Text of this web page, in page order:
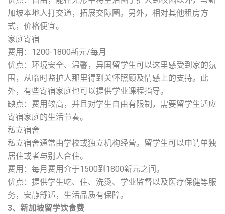
加坡本地人打交道，拓展交际圈。另外，相对其他租房方
式，价格便宜。
家庭寄宿
费用：1200-1800新元/每月
优点：环境安全、温馨，异国留学生可以这里感受到家的氛
围，从临时监护人那里得到关怀照顾及情感上的支持。此
外，有些寄宿家庭也可以提供学业课程指导。
缺点：费用较高，并且对学生自由有限制，需要留学生适应
寄宿家庭的生活节奏。
私立宿舍
私立宿舍通常由学校或独立机构经营。留学生可以申请单独
居住或者与别人合住。
费用：每月费用介于1500到1800新元之间。
优点：提供学生吃、住、洗烫、学业监督以及医疗保健等服
务，安静舒适，生活品质有保障。
3、新加坡留学饮食费